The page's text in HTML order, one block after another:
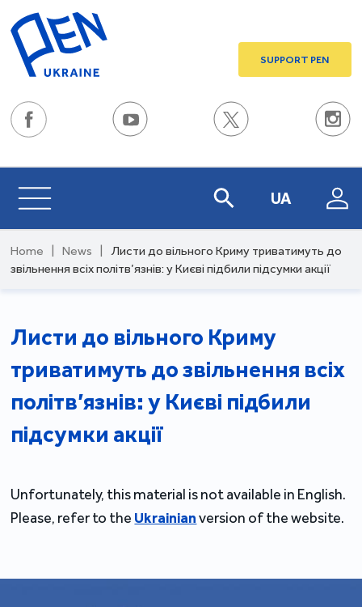
SUPPORT PEN
UA
Home News
Листи до вільного Криму триватимуть до
звільнення всіх політв’язнів: у Києві підбили підсумки акції
Листи до вільного Криму
триватимуть до звільнення всіх
політв’язнів: у Києві підбили
підсумки акції
Unfortunately, this material is not available in English.
Please, refer to the Ukrainianversion of the website.